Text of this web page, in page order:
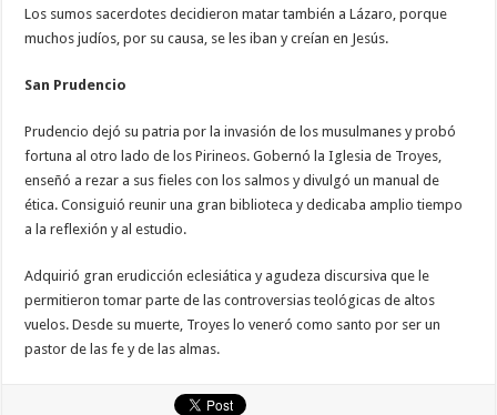
Los sumos sacerdotes decidieron matar también a Lázaro, porque
muchos judíos, por su causa, se les iban y creían en Jesús.
San Prudencio
Prudencio dejó su patria por la invasión de los musulmanes y probó
fortuna al otro lado de los Pirineos. Gobernó la Iglesia de Troyes,
enseñó a rezar a sus fieles con los salmos y divulgó un manual de
ética. Consiguió reunir una gran biblioteca y dedicaba amplio tiempo
a la reflexión y al estudio.
Adquirió gran erudicción eclesiática y agudeza discursiva que le
permitieron tomar parte de las controversias teológicas de altos
vuelos. Desde su muerte, Troyes lo veneró como santo por ser un
pastor de las fe y de las almas.